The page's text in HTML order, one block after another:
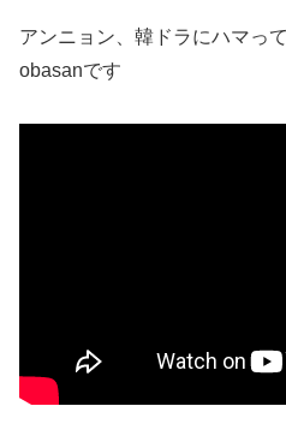
アンニョン、韓ドラにハマっ
obasanです